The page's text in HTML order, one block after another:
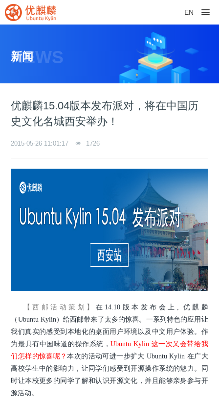
EN
NEWS
新闻
优麒麟15.04版本发布派对，将在中国历
史文化名城西安举办！
2015-05-26 11:01:17 1726
【西邮活动策划】 在14.10版本发布会上, 优麒麟
（ Ubuntu Kylin）给西邮带来了太多的惊喜。 一系列特色的应用让
我们真实的感受到 本地化的桌面用户环境以及中文用户体验。作
为最具有中国味道的操作系统，Ubuntu Kylin 这一次又会带给我
们怎样的惊喜呢？本次的活动可进一步扩大Ubuntu Kylin 在广大
高校学生中的影响力，让同学们感受到开源操作系统的魅力。同
时让本校更多的同学了解和认识开源文化，并且能够亲身参与开
源活动。